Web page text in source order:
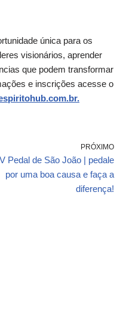
única para os
visionários, aprender
que podem transformar
e inscrições acesse o
PRÓXIMO
Pedal de São João | pedale
por uma boa causa e faça a
diferença!